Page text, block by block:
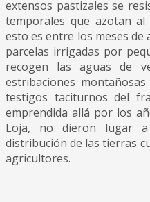
extensos pastizales se
temporales que azotan
esto es entre los meses de
parcelas irrigadas por
recogen las aguas de
estribaciones
testigos taciturnos del
emprendida allá por los
Loja, no dieron lugar
distribución de las tierras
agricultores.